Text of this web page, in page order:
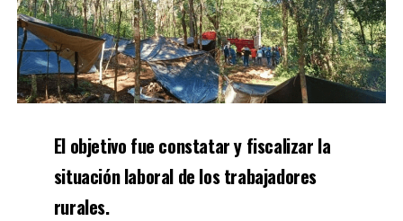
El objetivo fue constatar y fiscalizar la
situación laboral de los trabajadores
rurales.